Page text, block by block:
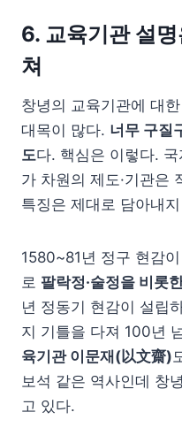
6. 교육기관 설
쳐
창녕의 교육기관에 대
대목이 많다. 너무 구질
도다. 핵심은 이렇다. 국
가 차원의 제도·기관은
특징은 제대로 담아내
1580~81년 정구 현감
로 팔락정·술정을 비롯
년 정동기 현감이 설립
지 기틀을 다져 100년
육기관 이문재(以文齋)
보석 같은 역사인데 창
고 있다.